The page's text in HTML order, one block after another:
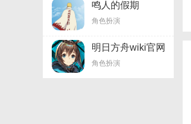
鸣人的假期
3.0v3.9
角色扮演
明日方舟wiki官网
v1.9.11
角色扮演